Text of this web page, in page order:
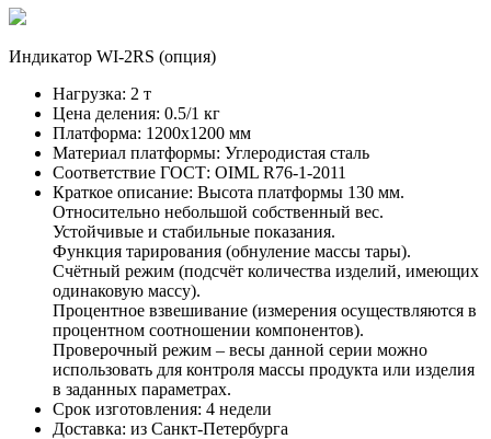
Индикатор WI-2RS (опция)
Нагрузка: 2 т
Цена деления: 0.5/1 кг
Платформа: 1200х1200 мм
Материал платформы: Углеродистая сталь
Соответствие ГОСТ: OIML R76-1-2011
Краткое описание: Высота платформы 130 мм.
Относительно небольшой собственный вес.
Устойчивые и стабильные показания.
Функция тарирования (обнуление массы тары).
Счётный режим (подсчёт количества изделий, имеющих
одинаковую массу).
Процентное взвешивание (измерения осуществляются в
процентном соотношении компонентов).
Проверочный режим – весы данной серии можно
использовать для контроля массы продукта или изделия
в заданных параметрах.
Срок изготовления: 4 недели
Доставка: из Санкт-Петербурга